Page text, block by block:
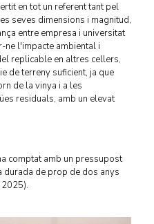
en tot un referent tant pel
seves dimensions i magnitud,
entre empresa i universitat
ne l'impacte ambiental i
replicable en altres cellers,
de terreny suficient, ja que
de la vinya i a les
residuals, amb un elevat
comptat amb un pressupost
durada de prop de dos anys